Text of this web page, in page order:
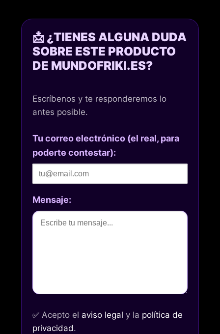
📩 ¿TIENES ALGUNA DUDA
SOBRE ESTE PRODUCTO
DE MUNDOFRIKI.ES?
Escríbenos y te responderemos lo
antes posible.
Tu correo electrónico (el real, para
poderte contestar):
Mensaje:
✅ Acepto el aviso legal y la política de
privacidad.